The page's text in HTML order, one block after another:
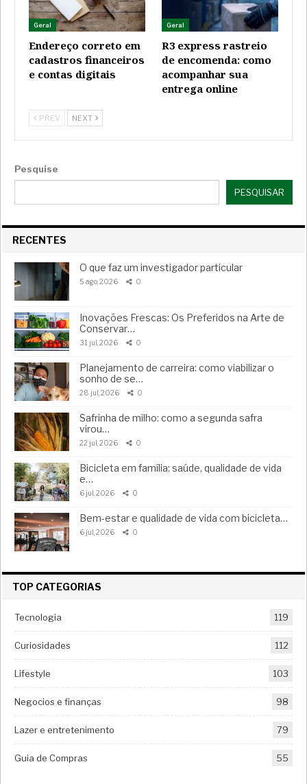
Geral
Endereço correto em
cadastros financeiros
e contas digitais
Geral
R3 express rastreio
de encomenda: como
acompanhar sua
entrega online
PREV NEXT
Pesquise
PESQUISAR
RECENTES
O que faz um investigador particular
5 ago, 2026 0
Inovações Frescas: Os Preferidos na Arte de
Conservar…
31 jul, 2026 0
Planejamento de carreira: como viabilizar o
sonho de se…
28 jul, 2026 0
Safrinha de milho: como a segunda safra
virou…
22 jul, 2026 0
Bicicleta em família: saúde, qualidade de vida
e…
6 jul, 2026 0
Bem-estar e qualidade de vida com bicicleta…
6 jul, 2026 0
TOP CATEGORIAS
Tecnologia 119
Curiosidades 112
Lifestyle 103
Negocios e finanças 98
Lazer e entretenimento 79
Guia de Compras 55